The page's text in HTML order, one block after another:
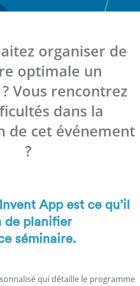
organiser de
optimale un
Vous rencontrez
dans la
de cet événement
?
App est ce qu’il
de planifier
séminaire.
qui détaille le programme